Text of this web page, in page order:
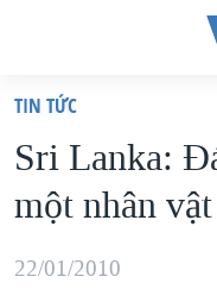
truy
cập
Tới
dung
VIỆT NAM
HOA KỲ
BIỂN ĐÔNG
TIN TỨC
Sri Lanka:
một nhân
22/01/2010